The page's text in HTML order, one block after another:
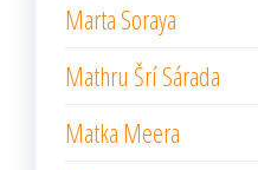
Marta Soraya
Mathru Šrí Sárada
Matka Meera